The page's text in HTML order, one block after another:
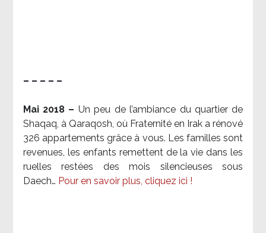
– – – – –
Mai 2018 – Un peu de l’ambiance du quartier de
Shaqaq, à Qaraqosh, où Fraternité en Irak a rénové
326 appartements grâce à vous. Les familles sont
revenues, les enfants remettent de la vie dans les
ruelles restées des mois silencieuses sous
Daech… Pour en savoir plus, cliquez ici !